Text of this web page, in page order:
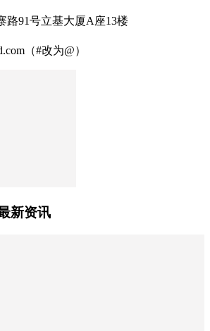
路91号立基大厦A座13楼
（#改为@）
新资讯